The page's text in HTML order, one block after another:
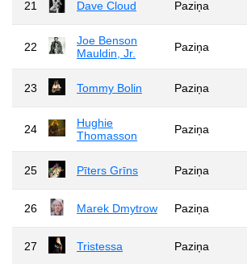
21 Dave Cloud Paziņa
22
Joe Benson
Mauldin, Jr.
Paziņa
23 Tommy Bolin Paziņa
24
Hughie
Thomasson
Paziņa
25 Pīters Grīns Paziņa
26 Marek Dmytrow Paziņa
27 Tristessa Paziņa